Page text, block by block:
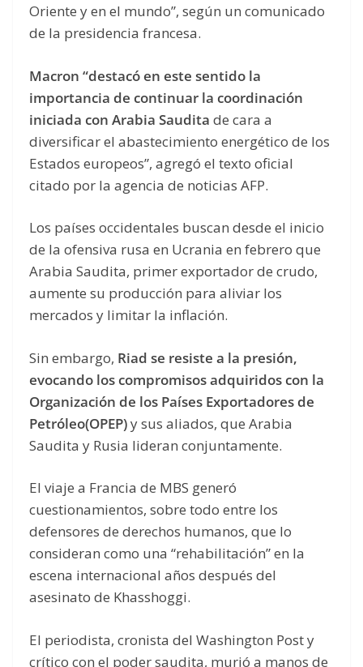
Oriente y en el mundo”, según un comunicado
de la presidencia francesa.
Macron “destacó en este sentido la
importancia de continuar la coordinación
iniciada con Arabia Saudita de cara a
diversificar el abastecimiento energético de los
Estados europeos”, agregó el texto oficial
citado por la agencia de noticias AFP.
Los países occidentales buscan desde el inicio
de la ofensiva rusa en Ucrania en febrero que
Arabia Saudita, primer exportador de crudo,
aumente su producción para aliviar los
mercados y limitar la inflación.
Sin embargo, Riad se resiste a la presión,
evocando los compromisos adquiridos con la
Organización de los Países Exportadores de
Petróleo(OPEP)y sus aliados, que Arabia
Saudita y Rusia lideran conjuntamente.
El viaje a Francia de MBS generó
cuestionamientos, sobre todo entre los
defensores de derechos humanos, que lo
consideran como una “rehabilitación” en la
escena internacional años después del
asesinato de Khasshoggi.
El periodista, cronista del Washington Post y
crítico con el poder saudita, murió a manos de